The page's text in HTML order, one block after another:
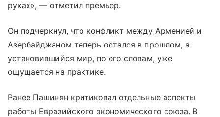
руках», — отметил премьер.
Он подчеркнул, что конфликт между Арменией и
Азербайджаном теперь остался в прошлом, а
установившийся мир, по его словам, уже
ощущается на практике.
Ранее Пашинян критиковал отдельные аспекты
работы Евразийского экономического союза. В